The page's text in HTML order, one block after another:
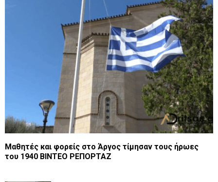
Μαθητές και φορείς στο Άργος τίμησαν τους ήρωες
του 1940 ΒΙΝΤΕΟ ΡΕΠΟΡΤΑΖ